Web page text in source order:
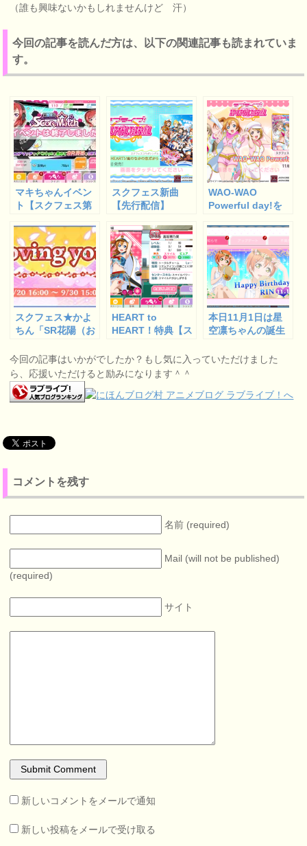
（誰も興味ないかもしれませんけど 汗）
今回の記事を読んだ方は、以下の関連記事も読まれていま
す。
マキちゃんイベン
ト【スクフェス第
チ】でSR西木野真
姫ロック編を無事
ゲット
スクフェス新曲
【先行配信】
HEART！を早速シ
ャンシャンしてき
ました♪
WAO-WAO
Powerful day!を
た結果【スクフェ
ス先行配信】
スクフェス★かよ
ちん「SR花陽（お
２枚ゲット！
HEART to
HEART！特典【ス
ル】Ａタイプ『穂
乃果・真姫・希』
の中身を確認して
みた！
本日11月1日は星
空凛ちゃんの誕生
今回の記事はいかがでしたか？もし気に入っていただけました
ら、応援いただけると励みになります＾＾
コメントを残す
名前 (required)
Mail (will not be published)
(required)
サイト
新しいコメントをメールで通知
新しい投稿をメールで受け取る